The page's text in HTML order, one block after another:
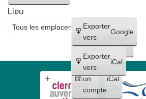
Créer
un
compte
Google
Créer
un
compte
iCal
Exporter
vers
Google
Exporter
vers
iCal
Lieu